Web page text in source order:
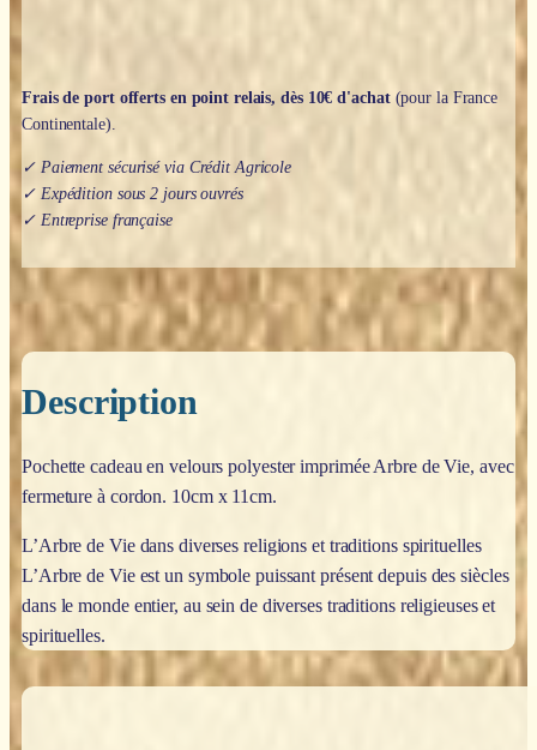
Frais de port offerts en point relais, dès 10€ d'achat(pour la France
Continentale).
✓ Paiement sécurisé via Crédit Agricole
✓ Expédition sous 2 jours ouvrés
✓ Entreprise française
Description
Pochette cadeau en velours polyester imprimée Arbre de Vie, avec
fermeture à cordon. 10cm x 11cm.
L’Arbre de Vie dans diverses religions et traditions spirituelles
L’Arbre de Vie est un symbole puissant présent depuis des siècles
dans le monde entier, au sein de diverses traditions religieuses et
spirituelles.